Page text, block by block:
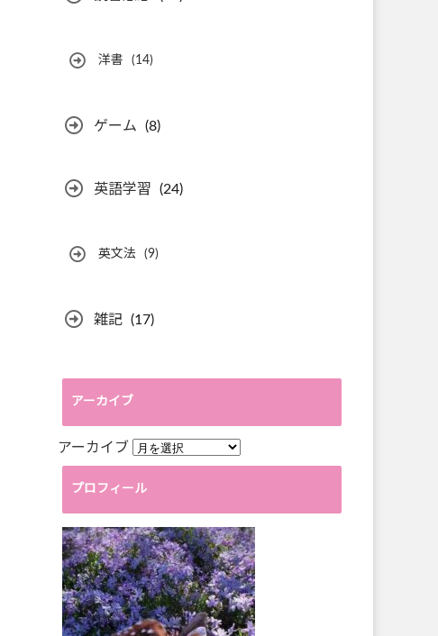
洋書 (14)
ゲーム (8)
英語学習 (24)
英文法 (9)
雑記 (17)
アーカイブ
アーカイブ
プロフィール